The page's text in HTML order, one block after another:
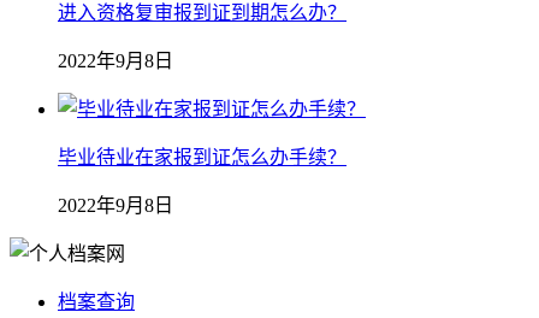
进入资格复审报到证到期怎么办？
2022年9月8日
毕业待业在家报到证怎么办手续？
2022年9月8日
档案查询